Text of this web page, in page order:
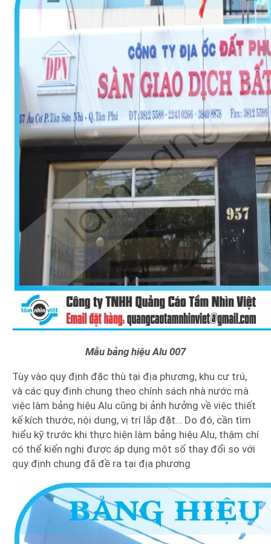
Mẫu bảng hiệu Alu 007
Tùy vào quy định đặc thù tại địa phương, khu cư trú,
và các quy định chung theo chính sách nhà nước mà
việc làm bảng hiệu Alu cũng bị ảnh hưởng về việc thiết
kế kích thước, nội dung, vị trí lắp đặt… Do đó, cần tìm
hiểu kỹ trước khi thực hiện làm bảng hiệu Alu, thậm chí
có thể kiến nghị được áp dụng một số thay đổi so với
quy định chung đã đề ra tại địa phương